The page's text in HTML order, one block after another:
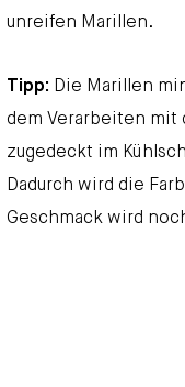
unreifen Marillen.
Tipp: Die Marillen
dem Verarbeiten mit
zugedeckt im
Dadurch wird die
Geschmack wird